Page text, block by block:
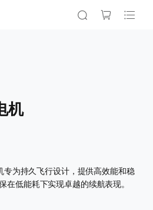
机
为持久飞行设计，提供高效能和稳
在低能耗下实现卓越的续航表现。